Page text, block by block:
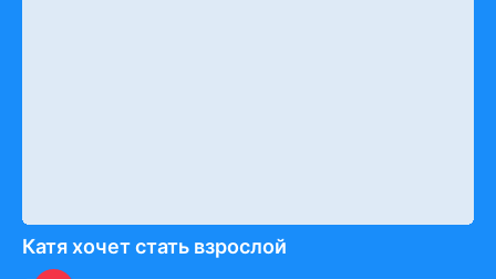
Катя хочет стать взрослой